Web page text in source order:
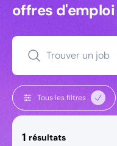
offres
Trouver un job
Tous les filtres
1 résultats